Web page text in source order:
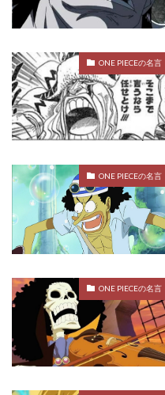
ONE PIECEの名言
ONE PIECEの名言
ONE PIECEの名言